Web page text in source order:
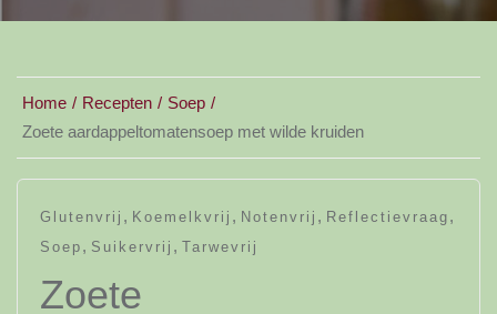
Home Recepten
Soep
Zoete aardappeltomatensoep met wilde kruiden
Glutenvrij , Koemelkvrij , Notenvrij , Reflectievraag ,
Soep , Suikervrij , Tarwevrij
Zoete